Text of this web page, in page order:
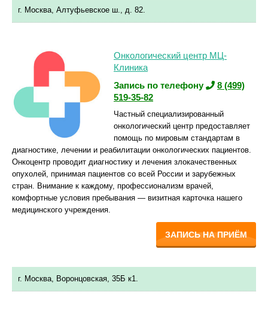
г. Москва, Алтуфьевское ш., д. 82.
Онкологический центр МЦ-
Клиника
Запись по телефону
8 (499)
519-35-82
Частный специализированный
онкологический центр предоставляет
помощь по мировым стандартам в
диагностике, лечении и реабилитации онкологических пациентов.
Онкоцентр проводит диагностику и лечения злокачественных
опухолей, принимая пациентов со всей России и зарубежных
стран. Внимание к каждому, профессионализм врачей,
комфортные условия пребывания — визитная карточка нашего
медицинского учреждения.
ЗАПИСЬ НА ПРИЁМ
г. Москва, Воронцовская, 35Б к1.